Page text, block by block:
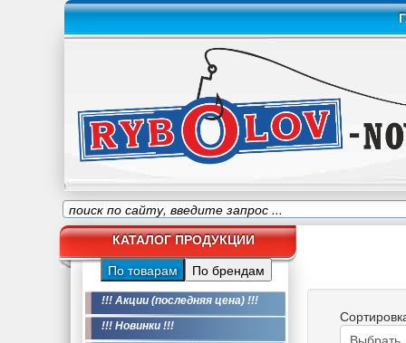
КАТАЛОГ ПРОДУКЦИИ
По товарам По брендам
!!! Акции (последняя цена) !!!
!!! Новинки !!!